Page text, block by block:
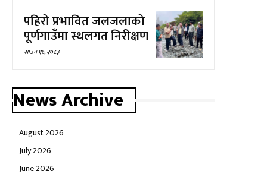
पहिरो प्रभावित जलजलाको
पूर्णगाउँमा स्थलगत निरीक्षण
साउन १६, २०८३
News Archive
August 2026
July 2026
June 2026